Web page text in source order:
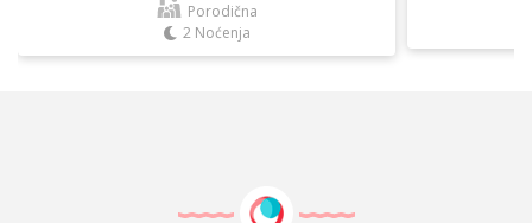
Porodična
2 Noćenja